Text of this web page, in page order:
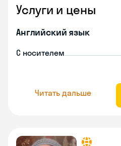
Услуги и цены
Английский язык
С носителем
Читать дальше